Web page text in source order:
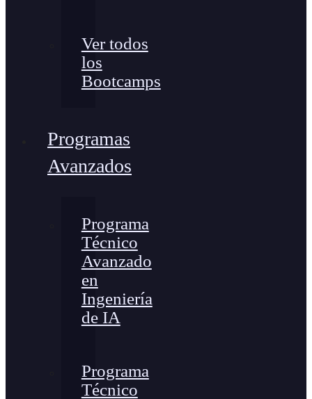
Ver todos
los
Bootcamps
Programas
Avanzados
Programa
Técnico
Avanzado
en
Ingeniería
de IA
Programa
Técnico